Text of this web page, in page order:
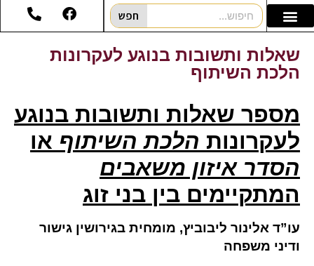
חפש
שאלות ותשובות בנוגע לעקרונות
הלכת השיתוף
מספר שאלות ותשובות בנוגע
לעקרונות הלכת השיתוף או
הסדראיזון משאבים
המתקיימים בין בני זוג
עו”ד אלינור ליבוביץ, מומחית בגירושין גישור
ודיני משפחה